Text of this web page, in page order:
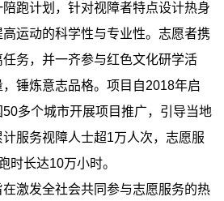
跑计划，针对视障者特点设计热身
运动的科学性与专业性。志愿者携
务，并一齐参与红色文化研学活
锤炼意志品格。项目自2018年启
多个城市开展项目推广，引导当地
服务视障人士超1万人次，志愿服
时长达10万小时。
激发全社会共同参与志愿服务的热